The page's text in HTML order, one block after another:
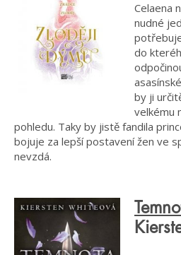
Celaena
nudné
do
by ji
velkému
pohledu. Taky by jistě fandila
bojuje za lepší postavení žen ve
nevzdá.